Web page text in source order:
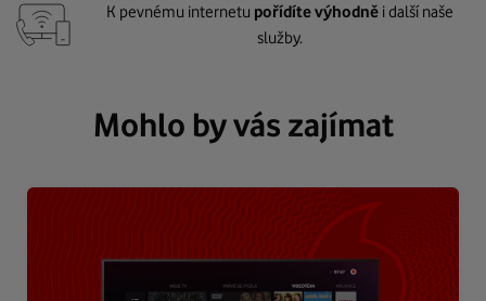
K pevnému internetu pořídíte výhodně i další naše
služby.
Mohlo by vás zajímat